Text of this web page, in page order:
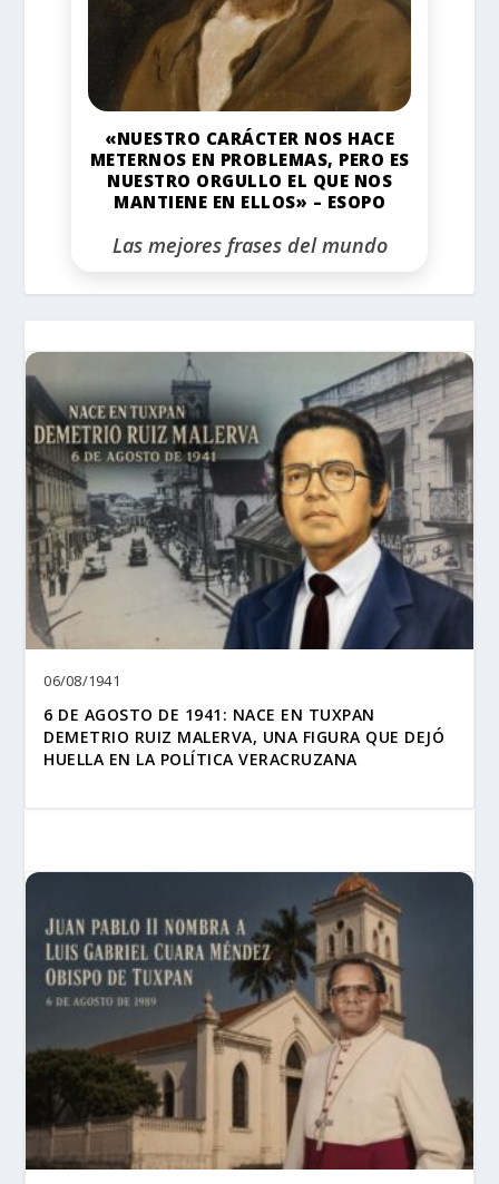
«NUESTRO CARÁCTER NOS HACE
METERNOS EN PROBLEMAS, PERO ES
NUESTRO ORGULLO EL QUE NOS
MANTIENE EN ELLOS» – ESOPO
Las mejores frases del mundo
06/08/1941
6 DE AGOSTO DE 1941: NACE EN TUXPAN
DEMETRIO RUIZ MALERVA, UNA FIGURA QUE DEJÓ
HUELLA EN LA POLÍTICA VERACRUZANA